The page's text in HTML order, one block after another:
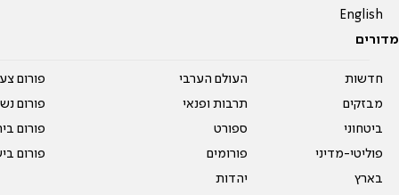
English
מדורים
חדשות
מבזקים
ביטחוני
פוליטי-מדיני
בארץ
העולם הערבי
תרבות ופנאי
ספורט
פורומים
יהדות
פורום
פורום
פורום
פורום